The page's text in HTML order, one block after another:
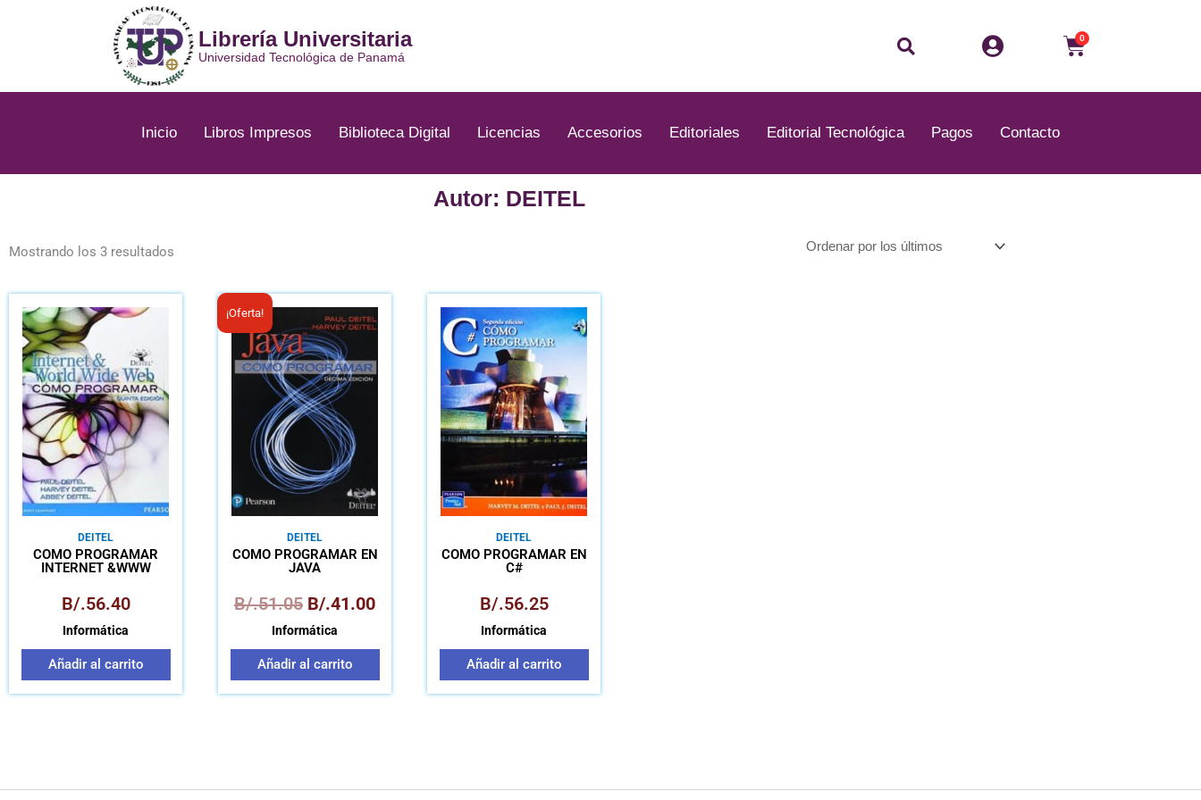
Librería Universitaria
Universidad Tecnológica de Panamá Buscar 0
Carrito
Inicio Libros Impresos Biblioteca Digital Licencias Accesorios Editoriales Editorial Tecnológica Pagos Contacto
Autor: DEITEL
Mostrando los 3 resultados
DEITEL
CÓMO PROGRAMAR
INTERNET &WWW
B/.56.40
Informática
Añadir al carrito
¡Oferta!
DEITEL
CÓMO PROGRAMAR EN
JAVA
B/.51.05
El
precio
original
era:
B/.51.05.
B/.41.00
El
precio
es:
B/.41.00.
Informática
Añadir al carrito
DEITEL
CÓMO PROGRAMAR EN
C#
B/.56.25
Informática
Añadir al carrito